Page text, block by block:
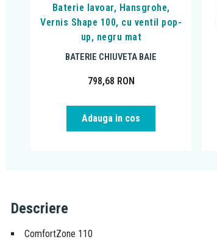
Baterie lavoar, Hansgrohe,
Vernis Shape 100, cu ventil pop-
up, negru mat
BATERIE CHIUVETA BAIE
798,68 RON
Adauga in cos
Descriere
ComfortZone 110